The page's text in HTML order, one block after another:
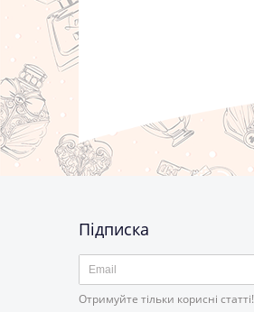
Підписка
Отримуйте тільки корисні статті!